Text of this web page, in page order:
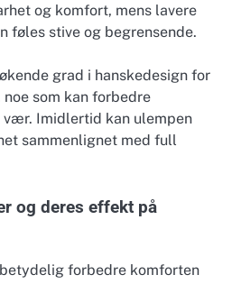
og komfort, mens lavere
føles stive og begrensende.
grad i hanskedesign for
som kan forbedre
Imidlertid kan ulempen
sammenlignet med full
og deres effekt på
forbedre komforten